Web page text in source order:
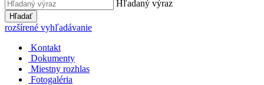
Hľadaný výraz
Hľadať
rozšírené vyhľadávanie
Kontakt
Dokumenty
Miestny rozhlas
Fotogaléria